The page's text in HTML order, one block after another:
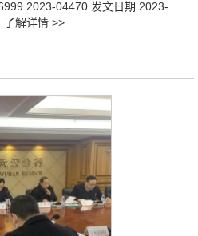
2023-04470 发文日期 2023-
了解详情 >>